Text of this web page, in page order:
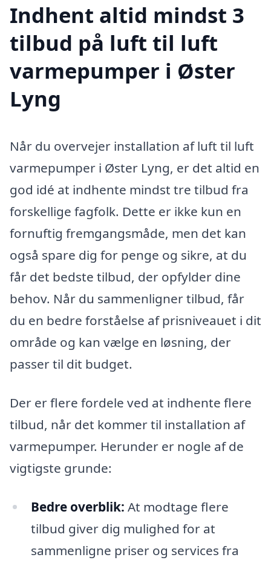
Indhent altid mindst 3
tilbud på luft til luft
varmepumper i Øster
Lyng
Når du overvejer installation af luft til luft
varmepumper i Øster Lyng, er det altid en
god idé at indhente mindst tre tilbud fra
forskellige fagfolk. Dette er ikke kun en
fornuftig fremgangsmåde, men det kan
også spare dig for penge og sikre, at du
får det bedste tilbud, der opfylder dine
behov. Når du sammenligner tilbud, får
du en bedre forståelse af prisniveauet i dit
område og kan vælge en løsning, der
passer til dit budget.
Der er flere fordele ved at indhente flere
tilbud, når det kommer til installation af
varmepumper. Herunder er nogle af de
vigtigste grunde:
Bedre overblik: At modtage flere
tilbud giver dig mulighed for at
sammenligne priser og services fra